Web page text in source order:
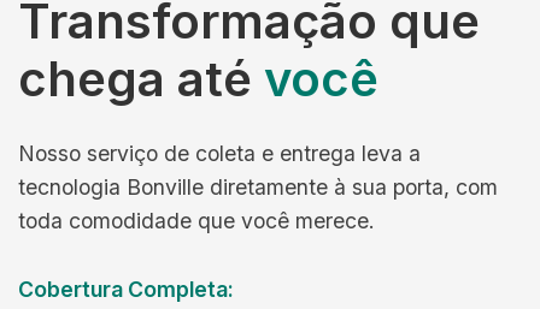
Transformação que
chega até você
Nosso serviço de coleta e entrega leva a
tecnologia Bonville diretamente à sua porta, com
toda comodidade que você merece.
Cobertura Completa: